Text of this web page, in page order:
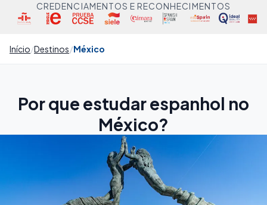
CREDENCIAMENTOS E RECONHECIMENTOS
Início Destinos México
Por que estudar espanhol no
México?